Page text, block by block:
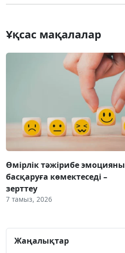
Ұқсас мақалалар
Өмірлік тәжірибе эмоцияны
басқаруға көмектеседі –
зерттеу
7 тамыз, 2026
Жаңалықтар